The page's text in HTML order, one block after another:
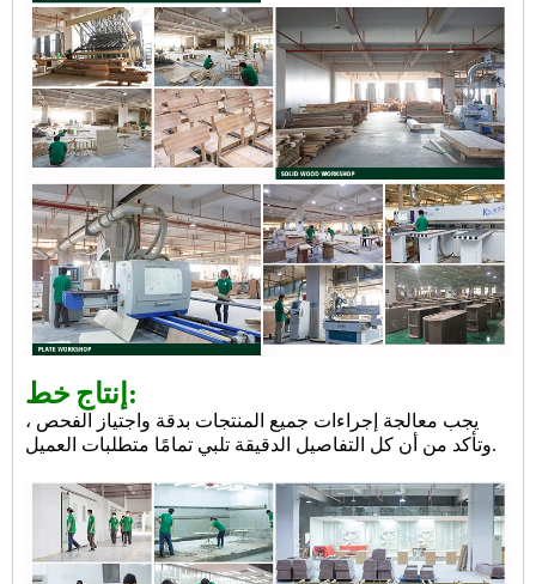
إنتاج خط:
يجب معالجة إجراءات جميع المنتجات بدقة واجتياز الفحص ،
وتأكد من أن كل التفاصيل الدقيقة تلبي تمامًا متطلبات العميل.